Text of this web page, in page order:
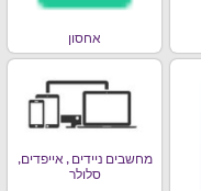
אחסון
מחשבים ניידים , אייפדים,
סלולר